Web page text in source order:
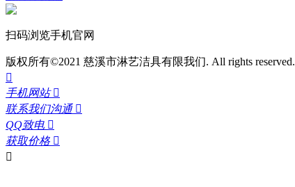
扫码浏览手机官网
版权所有©2021 慈溪市淋艺洁具有限我们. All rights reserved.

手机网站 
联系我们沟通 
QQ致电 
获取价格 
